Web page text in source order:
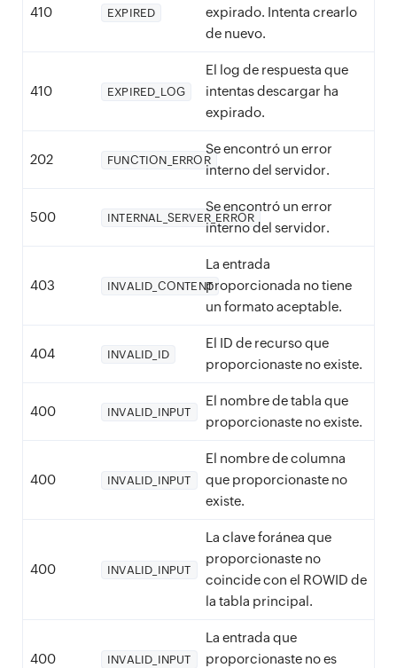
410 EXPIRED
expirado. Intenta crearlo
de nuevo.
410 EXPIRED_LOG
El log de respuesta que
intentas descargar ha
expirado.
202 FUNCTION_ERROR
Se encontró un error
interno del servidor.
500 INTERNAL_SERVER_ERROR
Se encontró un error
interno del servidor.
403 INVALID_CONTENT
La entrada
proporcionada no tiene
un formato aceptable.
404 INVALID_ID
El ID de recurso que
proporcionaste no existe.
400 INVALID_INPUT
El nombre de tabla que
proporcionaste no existe.
400 INVALID_INPUT
El nombre de columna
que proporcionaste no
existe.
400 INVALID_INPUT
La clave foránea que
proporcionaste no
coincide con el ROWID de
la tabla principal.
400 INVALID_INPUT
La entrada que
proporcionaste no es